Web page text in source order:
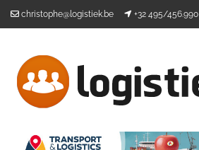
christophe@logistiek.be +32 495/456.990